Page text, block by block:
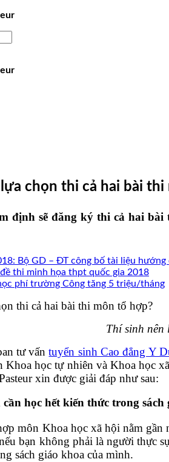
chọn thi cả hai bài thi
định sẽ đăng ký thi cả hai
Bộ GD – ĐT công bố tài liệu hướng
thi minh họa thpt quốc gia 2018
phí trường Công tăng 5 triệu/tháng
Thí sinh
tư vấntuyển sinh Cao đẳng Y
Khoa học tự nhiên và Khoa học
xin được giải đáp như sau:
học hết kiến thức trong sách
môn Khoa học xã hội nằm
bạn không phải là người thực
sách giáo khoa của mình.